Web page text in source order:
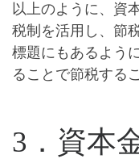
以上のように、 資
税制を活用し、節
標題にもあるよう
ることで節税する
3．資本